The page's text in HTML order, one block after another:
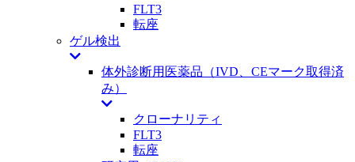
FLT3
転座
ゲル検出
体外診断用医薬品（IVD、CEマーク取得済
み）
クローナリティ
FLT3
転座